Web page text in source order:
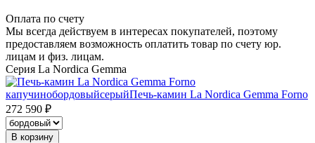
Оплата по счету
Мы всегда действуем в интересах покупателей, поэтому
предоставляем возможность оплатить товар по счету юр.
лицам и физ. лицам.
Серия La Nordica Gemma
капучинобордовыйсерыйПечь-камин La Nordica Gemma Forno
272 590 ₽
В корзину